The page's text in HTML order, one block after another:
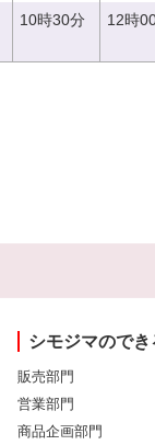
10時30分 12時
シモジマのでき
販売部門
営業部門
商品企画部門